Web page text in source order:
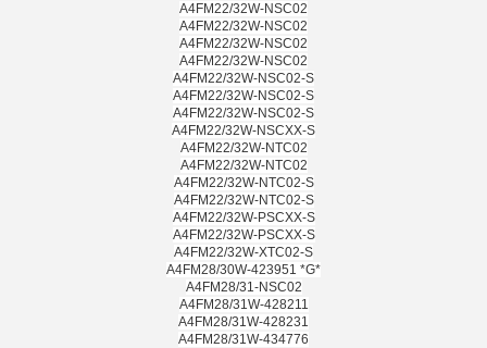
A4FM22/32W-NSC02
A4FM22/32W-NSC02
A4FM22/32W-NSC02
A4FM22/32W-NSC02
A4FM22/32W-NSC02-S
A4FM22/32W-NSC02-S
A4FM22/32W-NSC02-S
A4FM22/32W-NSCXX-S
A4FM22/32W-NTC02
A4FM22/32W-NTC02
A4FM22/32W-NTC02-S
A4FM22/32W-NTC02-S
A4FM22/32W-PSCXX-S
A4FM22/32W-PSCXX-S
A4FM22/32W-XTC02-S
A4FM28/30W-423951 *G*
A4FM28/31-NSC02
A4FM28/31W-428211
A4FM28/31W-428231
A4FM28/31W-434776